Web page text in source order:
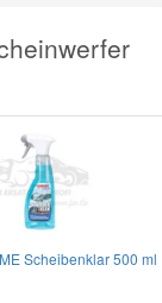
Scheibenklar 500 ml